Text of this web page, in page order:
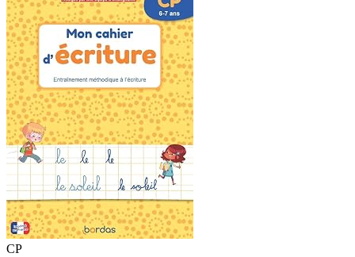
CP